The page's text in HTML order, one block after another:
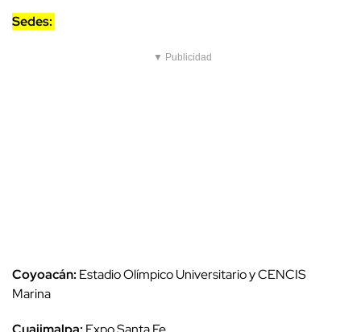
Sedes:
▼ Publicidad
Coyoacán: Estadio Olímpico Universitario y CENCIS
Marina